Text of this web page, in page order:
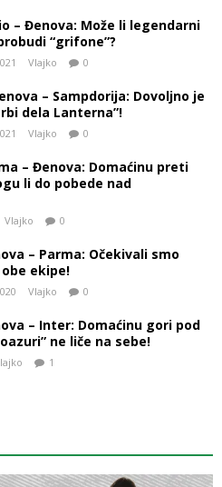
– Đenova: Može li legendarni
“grifone”?
Vlajko 0
– Sampdorija: Dovoljno je
dela Lanterna”!
Vlajko 0
– Đenova: Domaćinu preti
li do pobede nad
Vlajko 0
– Parma: Očekivali smo
ekipe!
Vlajko 0
– Inter: Domaćinu gori pod
ne liče na sebe!
1